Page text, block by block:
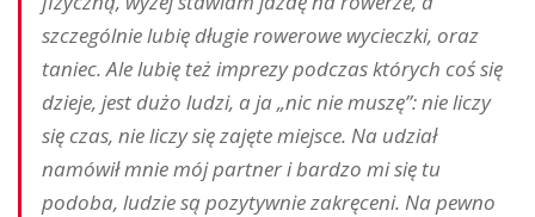
szczególnie lubię długie rowerowe wycieczki, oraz
taniec. Ale lubię też imprezy podczas których coś się
dzieje, jest dużo ludzi, a ja „nic nie muszę”: nie liczy
się czas, nie liczy się zajęte miejsce. Na udział
namówił mnie mój partner i bardzo mi się tu
podoba, ludzie są pozytywnie zakręceni. Na pewno